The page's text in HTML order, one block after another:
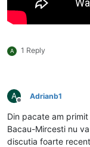
A 1 Reply
A
Deconectat
Adrianb1
Din pacate am
Bacau-Mircesti nu
discutia foarte